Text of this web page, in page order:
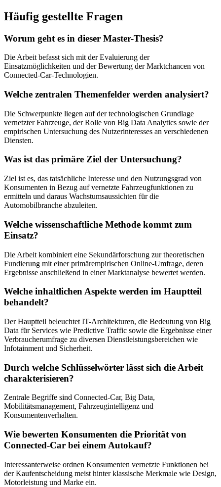
Häufig gestellte Fragen
Worum geht es in dieser Master-Thesis?
Die Arbeit befasst sich mit der Evaluierung der
Einsatzmöglichkeiten und der Bewertung der Marktchancen von
Connected-Car-Technologien.
Welche zentralen Themenfelder werden analysiert?
Die Schwerpunkte liegen auf der technologischen Grundlage
vernetzter Fahrzeuge, der Rolle von Big Data Analytics sowie der
empirischen Untersuchung des Nutzerinteresses an verschiedenen
Diensten.
Was ist das primäre Ziel der Untersuchung?
Ziel ist es, das tatsächliche Interesse und den Nutzungsgrad von
Konsumenten in Bezug auf vernetzte Fahrzeugfunktionen zu
ermitteln und daraus Wachstumsaussichten für die
Automobilbranche abzuleiten.
Welche wissenschaftliche Methode kommt zum
Einsatz?
Die Arbeit kombiniert eine Sekundärforschung zur theoretischen
Fundierung mit einer primärempirischen Online-Umfrage, deren
Ergebnisse anschließend in einer Marktanalyse bewertet werden.
Welche inhaltlichen Aspekte werden im Hauptteil
behandelt?
Der Hauptteil beleuchtet IT-Architekturen, die Bedeutung von Big
Data für Services wie Predictive Traffic sowie die Ergebnisse einer
Verbraucherumfrage zu diversen Dienstleistungsbereichen wie
Infotainment und Sicherheit.
Durch welche Schlüsselwörter lässt sich die Arbeit
charakterisieren?
Zentrale Begriffe sind Connected-Car, Big Data,
Mobilitätsmanagement, Fahrzeugintelligenz und
Konsumentenverhalten.
Wie bewerten Konsumenten die Priorität von
Connected-Car bei einem Autokauf?
Interessanterweise ordnen Konsumenten vernetzte Funktionen bei
der Kaufentscheidung meist hinter klassische Merkmale wie Design,
Motorleistung und Marke ein.